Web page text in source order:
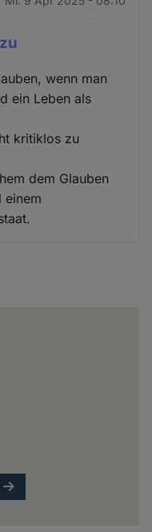
wenn man
ein Leben als
kritiklos zu
dem Glauben
einem